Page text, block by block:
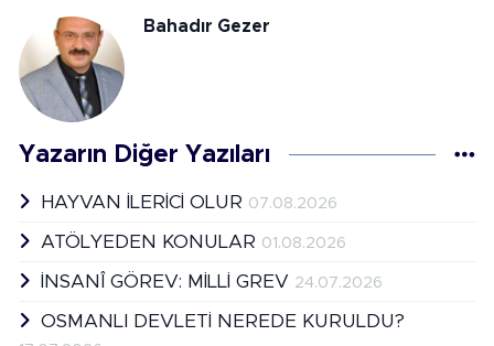
Bahadır Gezer
Yazarın Diğer Yazıları
HAYVAN İLERİCİ OLUR 07.08.2026
ATÖLYEDEN KONULAR 01.08.2026
İNSANÎ GÖREV: MİLLİ GREV 24.07.2026
OSMANLI DEVLETİ NEREDE KURULDU?